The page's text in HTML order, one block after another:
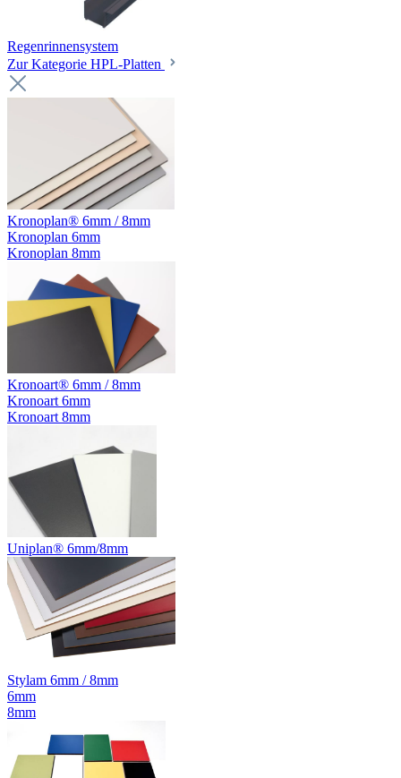
Regenrinnensystem
Zur Kategorie HPL-Platten
Kronoplan® 6mm / 8mm
Kronoplan 6mm
Kronoplan 8mm
Kronoart® 6mm / 8mm
Kronoart 6mm
Kronoart 8mm
Uniplan® 6mm/8mm
Stylam 6mm / 8mm
6mm
8mm